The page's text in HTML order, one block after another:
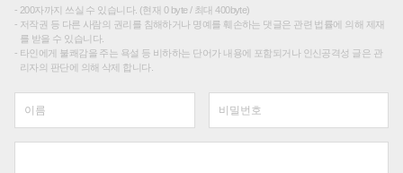
200자까지 쓰실 수 있습니다. (현재 0 byte / 최대 400byte)
저작권 등 다른 사람의 권리를 침해하거나 명예를 훼손하는 댓글은 관련 법률에 의해 제재
를 받을 수 있습니다.
타인에게 불쾌감을 주는 욕설 등 비하하는 단어가 내용에 포함되거나 인신공격성 글은 관
리자의 판단에 의해 삭제 합니다.